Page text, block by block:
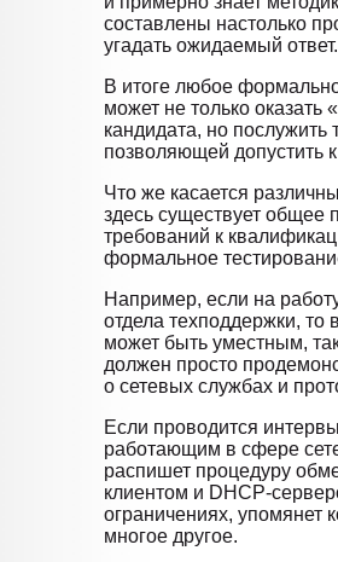
составлены настолько
угадать ожидаемый ответ.
В итоге любое
может не только оказать
кандидата, но
позволяющей допустить
Что же касается
здесь существует
требований к
формальное
Например, если на
отдела техподдержки, то
может быть уместным,
должен просто
о сетевых службах и
Если проводится
работающим в сфере
распишет процедуру
клиентом и DHCP-
ограничениях, упомянет
многое другое.